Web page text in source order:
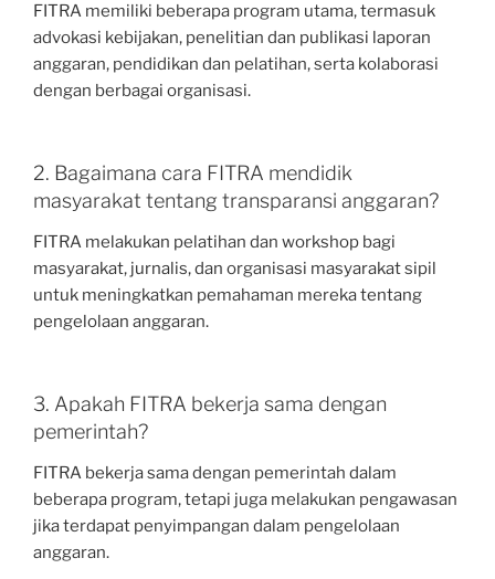
FITRA memiliki beberapa program utama, termasuk
advokasi kebijakan, penelitian dan publikasi laporan
anggaran, pendidikan dan pelatihan, serta kolaborasi
dengan berbagai organisasi.
2. Bagaimana cara FITRA mendidik
masyarakat tentang transparansi anggaran?
FITRA melakukan pelatihan dan workshop bagi
masyarakat, jurnalis, dan organisasi masyarakat sipil
untuk meningkatkan pemahaman mereka tentang
pengelolaan anggaran.
3. Apakah FITRA bekerja sama dengan
pemerintah?
FITRA bekerja sama dengan pemerintah dalam
beberapa program, tetapi juga melakukan pengawasan
jika terdapat penyimpangan dalam pengelolaan
anggaran.